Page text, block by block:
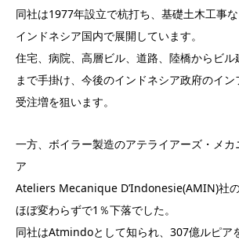
同社は1977年設立で杭打ち、基礎土木工事な
インドネシア国内で展開しています。
住宅、病院、高層ビル、道路、陸橋からビ
まで手掛け、今後のインドネシア政府のイ
受注増を狙います。
一方、ボイラー製造のアテライアーズ・メ
ア
Ateliers Mecanique D’Indonesie(AMIN)社
ほぼ変わらずで1％下落でした。
同社はAtmindoとして知られ、307億ルピア